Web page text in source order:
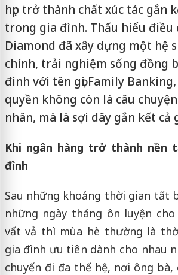
họp trở thành chất xúc tác gắn
trong gia đình. Thấu hiểu điều
Diamond đã xây dựng một hệ
chính, trải nghiệm sống đồng
đình với tên gọi Family
quyền không còn là câu
nhân, mà là sợi dây gắn kết cả
Khi ngân hàng trở thành nền
đình
Sau những khoảng thời gian tất
những ngày tháng ôn luyện
vất vả thì mùa hè thường là
gia đình ưu tiên dành cho nhau
chuyến đi đa thế hệ, nơi ông bà,